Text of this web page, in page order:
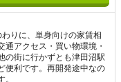
りに、単身向けの家賃相
通アクセス・買い物環境・
の街に行かずとも津田沼駅
便利です。再開発途中なの